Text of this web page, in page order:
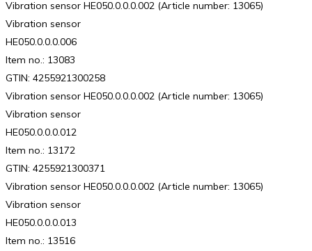
Vibration sensor HE050.0.0.0.002 (Article number: 13065)
Vibration sensor
HE050.0.0.0.006
Item no.: 13083
GTIN: 4255921300258
Vibration sensor HE050.0.0.0.002 (Article number: 13065)
Vibration sensor
HE050.0.0.0.012
Item no.: 13172
GTIN: 4255921300371
Vibration sensor HE050.0.0.0.002 (Article number: 13065)
Vibration sensor
HE050.0.0.0.013
Item no.: 13516